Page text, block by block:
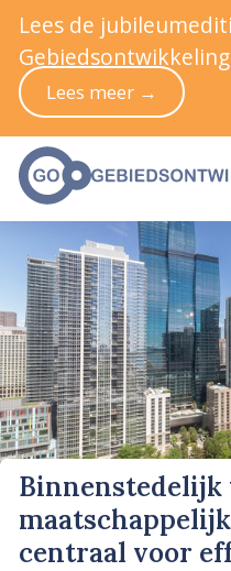
centraal voor
Lees de
Lees meer →